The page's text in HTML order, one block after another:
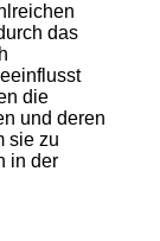
das
die
und deren
sie zu
in der